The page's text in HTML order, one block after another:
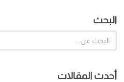
البحث
أحدث المقالات